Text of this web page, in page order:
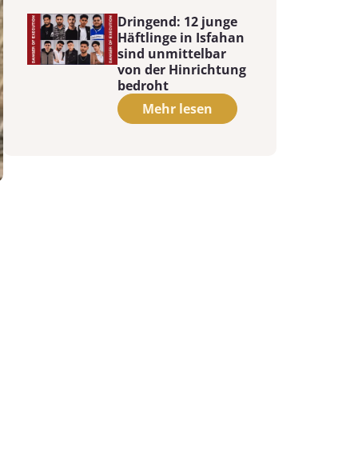
Dringend: 12 junge
Häftlinge in Isfahan
sind unmittelbar
von der Hinrichtung
bedroht
Mehr lesen